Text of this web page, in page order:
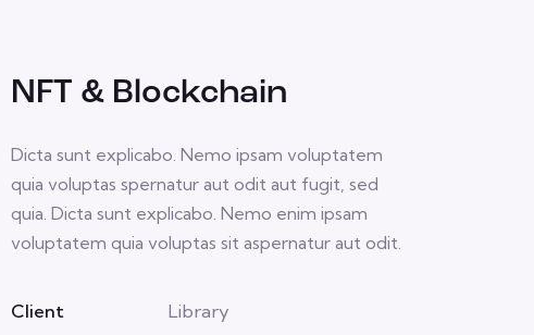
NFT & Blockchain
Dicta sunt explicabo. Nemo ipsam voluptatem
quia voluptas spernatur aut odit aut fugit, sed
quia. Dicta sunt explicabo. Nemo enim ipsam
voluptatem quia voluptas sit aspernatur aut odit.
Client
Library